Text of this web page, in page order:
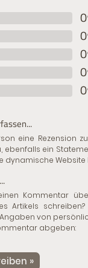
0
0
0
0
0
eine Rezension
ebenfalls ein
dynamische Website
Kommentar
Artikels
von
abgeben:
»